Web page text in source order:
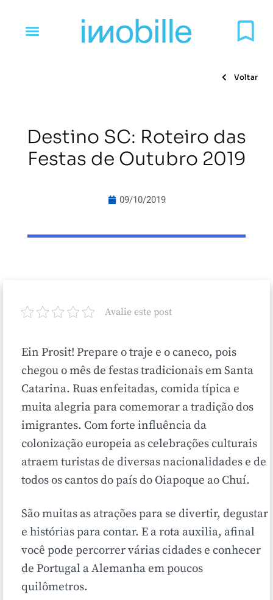
Voltar
Destino SC: Roteiro das
Festas de Outubro 2019
09/10/2019
Avalie este post
Ein Prosit! Prepare o traje e o caneco, pois
chegou o mês de festas tradicionais em Santa
Catarina. Ruas enfeitadas, comida típica e
muita alegria para comemorar a tradição dos
imigrantes. Com forte influência da
colonização europeia as celebrações culturais
atraem turistas de diversas nacionalidades e de
todos os cantos do país do Oiapoque ao Chuí.
São muitas as atrações para se divertir, degustar
e histórias para contar. E a rota auxilia, afinal
você pode percorrer várias cidades e conhecer
de Portugal a Alemanha em poucos
quilômetros.